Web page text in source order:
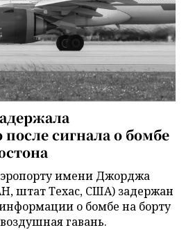
после сигнала о бомбе
имени Джорджа
штат Техас, США) задержан
о бомбе на борту
гавань.